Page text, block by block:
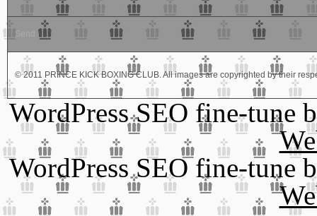
© 2011 PRINCE KICK BOXING CLUB. All images are copyrighted by their
WordPress SEO fine-tune
WordPress SEO fine-tune